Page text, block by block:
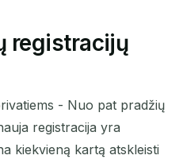
registracijų
- Nuo pat pradžių
registracija yra
kiekvieną kartą atskleisti